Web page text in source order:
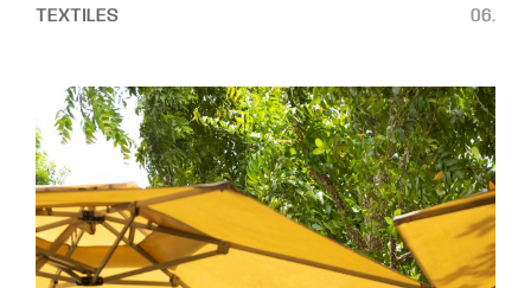
TEXTILES 06.